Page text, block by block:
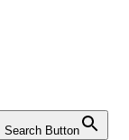
Search Button